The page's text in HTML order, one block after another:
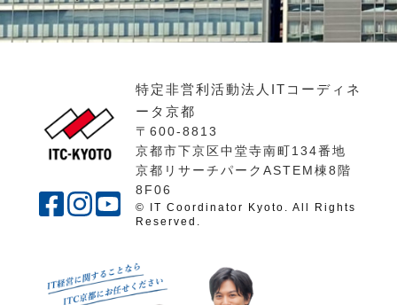
特定非営利活動法人ITコーディネ
ータ京都
〒600-8813
京都市下京区中堂寺南町134番地
京都リサーチパークASTEM棟8階
8F06
© IT Coordinator Kyoto. All Rights
Reserved.